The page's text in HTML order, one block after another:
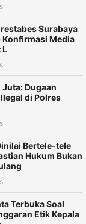
Surabaya
Konfirmasi Media
L
Dugaan
di Polres
Bertele-tele
Hukum Bukan
Terbuka Soal
Etik Kepala